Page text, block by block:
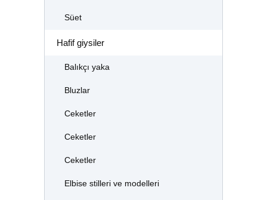
Süet
Hafif giysiler
Balıkçı yaka
Bluzlar
Ceketler
Ceketler
Ceketler
Elbise stilleri ve modelleri